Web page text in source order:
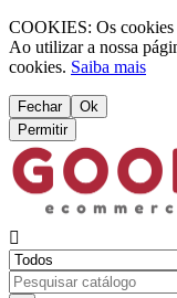
COOKIES: Os cookies
Ao utilizar a nossa
cookies. Saiba mais
Fechar
Ok
Permitir
